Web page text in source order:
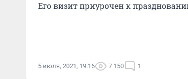
Его визит приурочен к
5 июля, 2021, 19:16 7 150 1